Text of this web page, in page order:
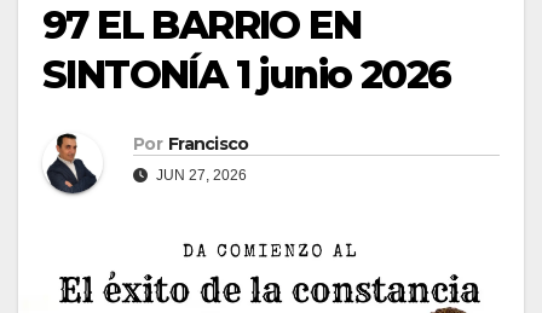
97 EL BARRIO EN
SINTONÍA 1 junio 2026
Por Francisco
JUN 27, 2026